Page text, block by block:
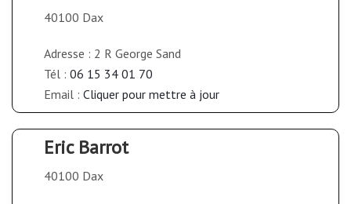
40100 Dax
Adresse : 2 R George Sand
Tél : 06 15 34 01 70
Email : Cliquer pour mettre à jour
Eric Barrot
40100 Dax